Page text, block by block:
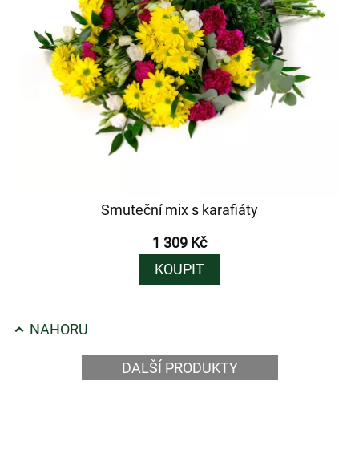
Smuteční mix s karafiáty
1 309 Kč
KOUPIT
NAHORU
DALŠÍ PRODUKTY